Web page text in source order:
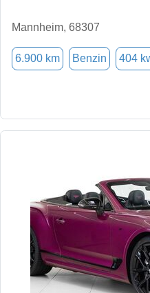
Mannheim, 68307
6.900 km Benzin 404